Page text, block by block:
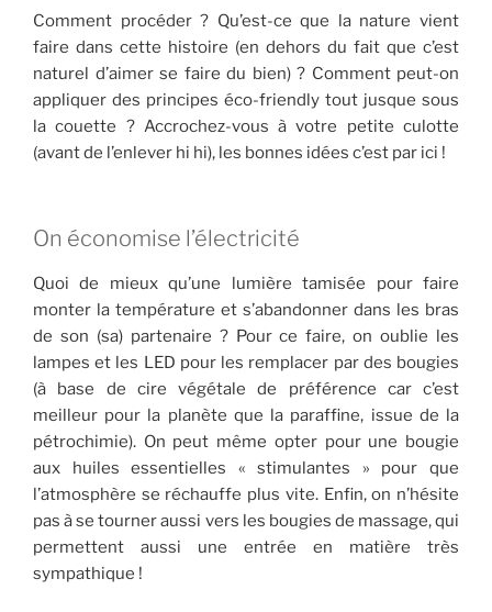
Comment procéder ? Qu’est-ce que la nature vient
faire dans cette histoire (en dehors du fait que c’est
naturel d’aimer se faire du bien) ? Comment peut-on
appliquer des principes éco-friendly tout jusque sous
la couette ? Accrochez-vous à votre petite culotte
(avant de l’enlever hi hi), les bonnes idées c’est par ici !
On économise l’électricité
Quoi de mieux qu’une lumière tamisée pour faire
monter la température et s’abandonner dans les bras
de son (sa) partenaire ? Pour ce faire, on oublie les
lampes et les LED pour les remplacer par des bougies
(à base de cire végétale de préférence car c’est
meilleur pour la planète que la paraffine, issue de la
pétrochimie). On peut même opter pour une bougie
aux huiles essentielles « stimulantes » pour que
l’atmosphère se réchauffe plus vite. Enfin, on n’hésite
pas à se tourner aussi vers les bougies de massage, qui
permettent aussi une entrée en matière très
sympathique !